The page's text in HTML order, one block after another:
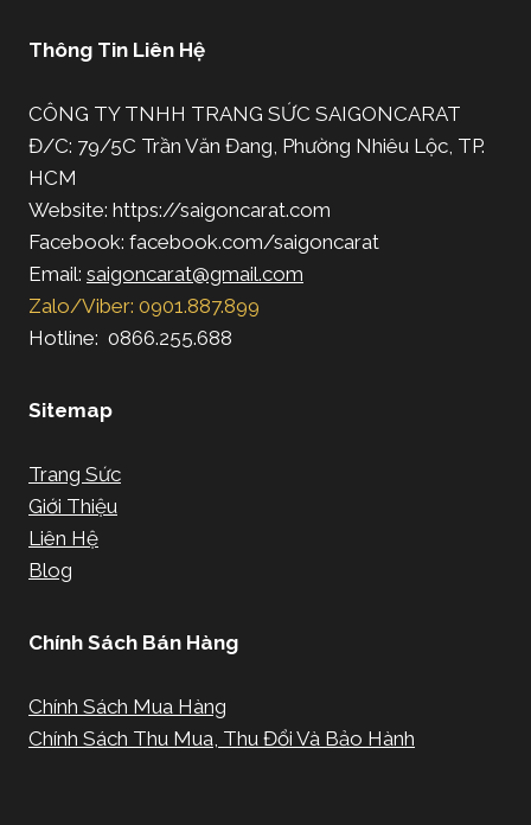
Thông Tin Liên Hệ
CÔNG TY TNHH TRANG SỨC SAIGONCARAT
Đ/C: 79/5C Trần Văn Đang, Phường Nhiêu Lộc, TP.
HCM
Website: https://saigoncarat.com
Facebook: facebook.com/saigoncarat
Email: saigoncarat@gmail.com
Zalo/Viber: 0901.887.899
Hotline: 0866.255.688
Sitemap
Trang Sức
Giới Thiệu
Liên Hệ
Blog
Chính Sách Bán Hàng
Chính Sách Mua Hàng
Chính Sách Thu Mua, Thu Đổi Và Bảo Hành